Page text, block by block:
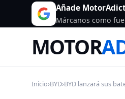
Añade
Márcanos como
MOTOR
Inicio›BYD›BYD lanzará sus